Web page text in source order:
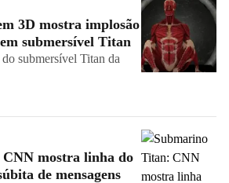
3D mostra implosão
submersível Titan
submersível Titan da
mostra linha do
de mensagens